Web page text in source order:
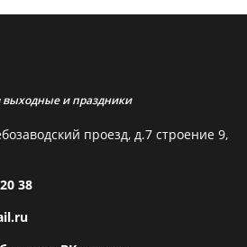
и праздники
проезд, д.7 строение 9,
38